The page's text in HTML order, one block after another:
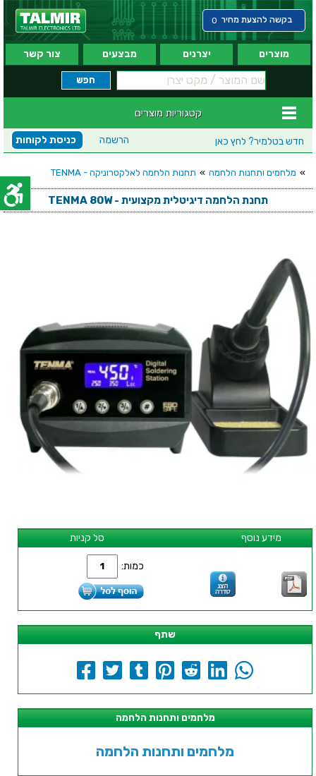
בקשה להצעת מחיר 0
מוצרים יצרנים מבצעים צור קשר
קטגוריות מוצרים
חדש בטלמיר? לחץ כאן כניסת לקוחות הרשמה
» מלחמים ותחנות הלחמה » תחנות הלחמה לאלקטרוניקה - TENMA
תחנת הלחמה דיגיטלית מקצועית - TENMA 80W
סל קניות מידע נוסף
כמות:
שתף
מלחמים ותחנות הלחמה
מלחמים ותחנות הלחמה